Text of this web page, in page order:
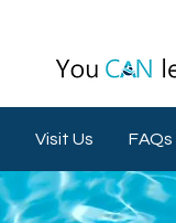
Visit Us FAQs